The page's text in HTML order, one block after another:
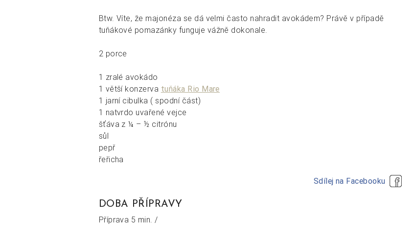
Btw. Víte, že majonéza se dá velmi často nahradit avokádem? Právě v případě
tuňákové pomazánky funguje vážně dokonale.
2 porce
1 zralé avokádo
1 větší konzerva tuňáka Rio Mare
1 jarní cibulka ( spodní část)
1 natvrdo uvařené vejce
šťáva z ¼ – ½ citrónu
sůl
pepř
řeřicha
DOBA PŘÍPRAVY
Příprava 5 min. /
Sdílej na Facebooku